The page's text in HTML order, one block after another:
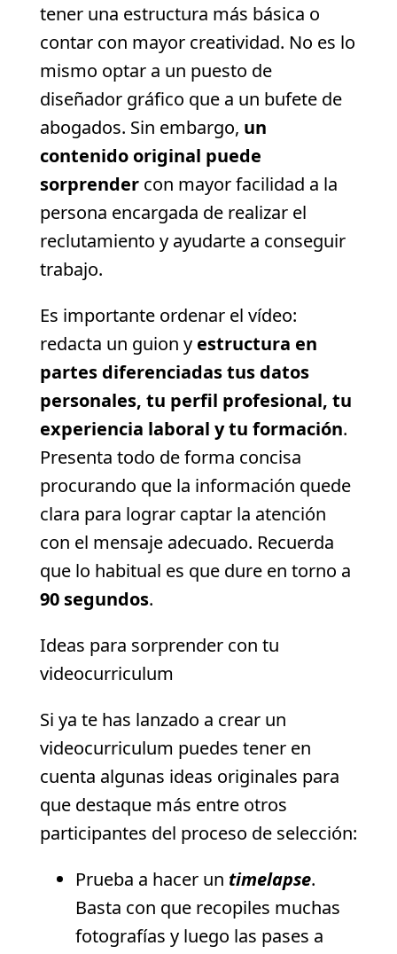
tener una estructura más básica o
contar con mayor creatividad. No es lo
mismo optar a un puesto de
diseñador gráfico que a un bufete de
abogados. Sin embargo, un
contenido original puede
sorprendercon mayor facilidad a la
persona encargada de realizar el
reclutamiento y ayudarte a conseguir
trabajo.
Es importante ordenar el vídeo:
redacta un guion y estructura en
partes diferenciadas tus datos
personales, tu perfil profesional, tu
experiencia laboral y tu formación.
Presenta todo de forma concisa
procurando que la información quede
clara para lograr captar la atención
con el mensaje adecuado. Recuerda
que lo habitual es que dure en torno a
90 segundos.
Ideas para sorprender con tu
videocurriculum
Si ya te has lanzado a crear un
videocurriculum puedes tener en
cuenta algunas ideas originales para
que destaque más entre otros
participantes del proceso de selección:
Prueba a hacer un timelapse.
Basta con que recopiles muchas
fotografías y luego las pases a